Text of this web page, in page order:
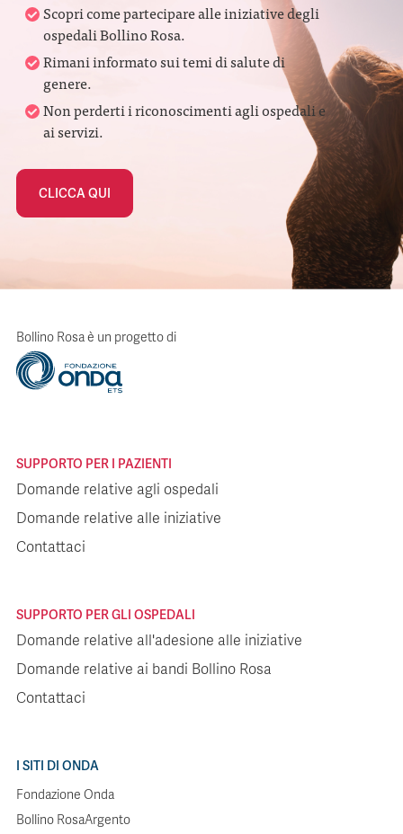
Scopri come partecipare alle iniziative degli
ospedali Bollino Rosa.
Rimani informato sui temi di salute di
genere.
Non perderti i riconoscimenti agli ospedali e
ai servizi.
CLICCA QUI
Bollino Rosa è un progetto di
SUPPORTO PER I PAZIENTI
Domande relative agli ospedali
Domande relative alle iniziative
Contattaci
SUPPORTO PER GLI OSPEDALI
Domande relative all'adesione alle iniziative
Domande relative ai bandi Bollino Rosa
Contattaci
I SITI DI ONDA
Fondazione Onda
Bollino RosaArgento